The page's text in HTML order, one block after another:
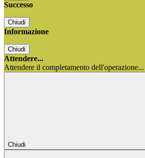
Successo
Chiudi
Informazione
Chiudi
Attendere...
Attendere il completamento dell'operazione...
Chiudi